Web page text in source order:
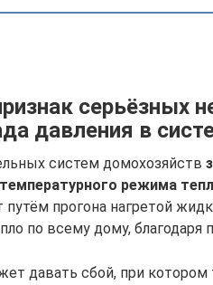
серьёзных
давления в
систем домохозяйств
температурного режима
путём прогона нагретой
по всему дому, благодаря
давать сбой, при котором